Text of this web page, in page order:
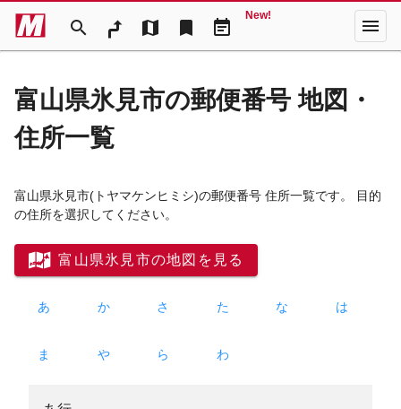
search map bookmark event_note
New! menu
富山県氷見市の郵便番号 地図・
住所一覧
富山県氷見市(トヤマケンヒミシ)の郵便番号 住所一覧です。 目的
の住所を選択してください。
富山県氷見市の地図を見る
あ か さ た な は
ま や ら わ